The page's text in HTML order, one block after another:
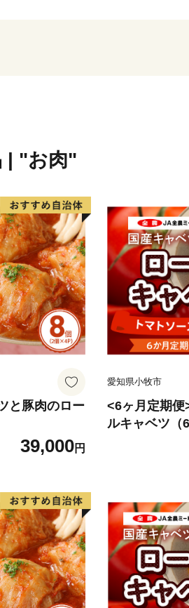
| "お肉"
と豚肉のロー
39,000円
愛知県小牧市
<6ヶ月定期便
ルキャベツ（